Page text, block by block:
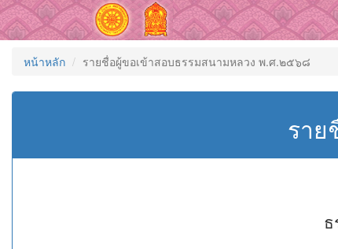
หน้าหลัก รายชื่อผู้ขอเข้าสอบธรรมสนามหลวง พ.ศ.๒๕๖๘
รา